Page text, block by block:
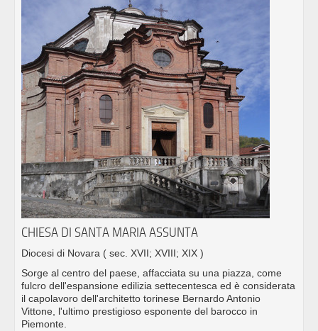
CHIESA DI SANTA MARIA ASSUNTA
Diocesi di Novara ( sec. XVII; XVIII; XIX )
Sorge al centro del paese, affacciata su una piazza, come
fulcro dell'espansione edilizia settecentesca ed è considerata
il capolavoro dell'architetto torinese Bernardo Antonio
Vittone, l'ultimo prestigioso esponente del barocco in
Piemonte.